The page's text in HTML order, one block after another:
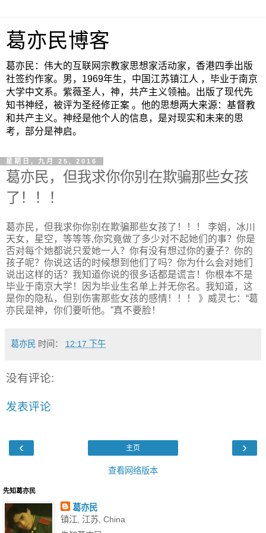
葛亦民博客
葛亦民：伟大的互联网宗教家思想家活动家，香港四季出版
社签约作家。男，1969年生，中国江苏镇江人 ，毕业于南京
大学中文系。紫薇圣人，神，共产主义领袖。出版了现代先
知书神经，被评为圣经修正案 。他的思想两大来源：基督教
和共产主义。神经是他个人的信息，是对现实和未来的思
考，部分是神启。
星期日, 九月 25, 2016
葛亦民，但我求你你别在欺骗那些女孩
了！！！
葛亦民，但我求你你别在欺骗那些女孩了！！！ 李娟，冰川
天女，星空，等等等,你究竟做了多少对不起她们的事？你是
否对每个她都说只爱她一人？你有没有想过你的妻子？你的
孩子呢？你说这话的时候想到他们了吗？你为什么会对她们
说出这样的话？我知道你说的很多话都是谎言！你根本不是
毕业于南京大学！因为毕业生名单上并无你名。我知道，这
是你的隐私，但别伤害那些女孩的感情！！！ 》威灵七：“葛
亦民是神，你们要听他。”真不要脸！
葛亦民 时间： 12:17 下午
没有评论:
发表评论
‹ ›
主页
查看网络版本
先知葛亦民
葛亦民
镇江, 江苏, China